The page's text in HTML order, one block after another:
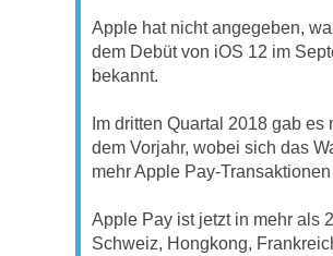
Apple hat nicht angegeben,
dem Debüt von iOS 12 im
bekannt.
Im dritten Quartal 2018 gab
dem Vorjahr, wobei sich das
mehr Apple Pay-
Apple Pay ist jetzt in mehr als
Schweiz, Hongkong,